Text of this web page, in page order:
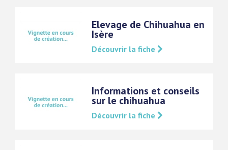
Elevage de Chihuahua en
Isère
Découvrir la fiche
Informations et conseils
sur le chihuahua
Découvrir la fiche